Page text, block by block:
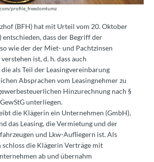
profile_freedomtumz
(BFH) hat mit Urteil vom 20. Oktober
entschieden, dass der Begriff der
wie der der Miet- und Pachtzinsen
ist, d. h. dass auch
als Teil der Leasingvereinbarung
Absprachen vom Leasingnehmer zu
Hinzurechnung nach §
unterliegen.
die Klägerin ein Unternehmen (GmbH),
das Leasing, die Vermietung und der
und Lkw-Aufliegern ist. Als
schloss die Klägerin Verträge mit
ab und übernahm